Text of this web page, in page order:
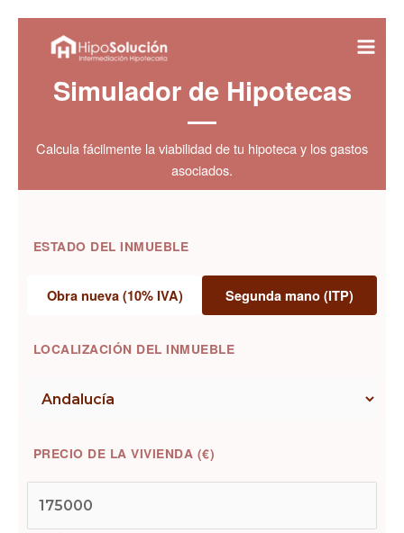
contenido
Simulador de Hipotecas
Calcula fácilmente la viabilidad de tu hipoteca y los gastos
asociados.
ESTADO DEL INMUEBLE
Obra nueva (10% IVA) Segunda mano (ITP)
LOCALIZACIÓN DEL INMUEBLE
PRECIO DE LA VIVIENDA (€)